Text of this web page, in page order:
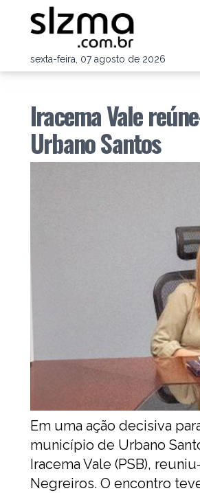
sexta-feira, 07 agosto de 2026
Iracema Vale
Urbano Santos
Em uma ação decisiva
município de Urbano
Iracema Vale (PSB),
Negreiros. O encontro